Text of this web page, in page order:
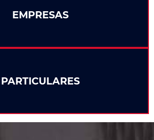
PARTICULARES
EMPRESAS